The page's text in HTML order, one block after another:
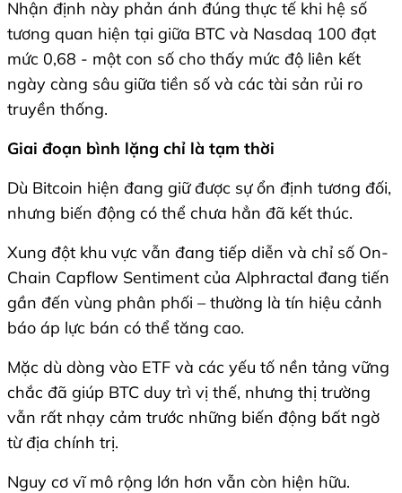
Nhận định này phản ánh đúng thực tế khi hệ số
tương quan hiện tại giữa BTC và Nasdaq 100 đạt
mức 0,68 - một con số cho thấy mức độ liên kết
ngày càng sâu giữa tiền số và các tài sản rủi ro
truyền thống.
Giai đoạn bình lặng chỉ là tạm thời
Dù Bitcoin hiện đang giữ được sự ổn định tương đối,
nhưng biến động có thể chưa hẳn đã kết thúc.
Xung đột khu vực vẫn đang tiếp diễn và chỉ số On-
Chain Capflow Sentiment của Alphractal đang tiến
gần đến vùng phân phối – thường là tín hiệu cảnh
báo áp lực bán có thể tăng cao.
Mặc dù dòng vào ETF và các yếu tố nền tảng vững
chắc đã giúp BTC duy trì vị thế, nhưng thị trường
vẫn rất nhạy cảm trước những biến động bất ngờ
từ địa chính trị.
Nguy cơ vĩ mô rộng lớn hơn vẫn còn hiện hữu.